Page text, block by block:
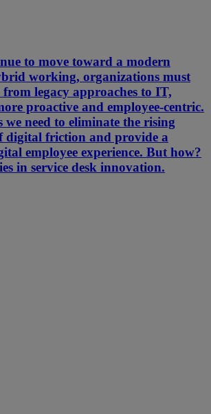
to move toward a modern
working, organizations must
legacy approaches to IT,
proactive and employee-centric.
we need to eliminate the rising
digital friction and provide a
employee experience. But how?
in service desk innovation.